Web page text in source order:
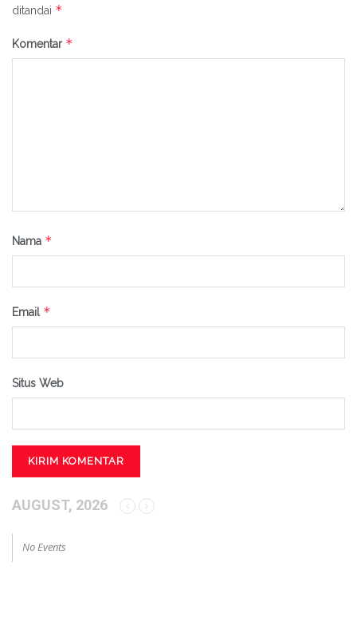
ditandai *
Komentar *
Nama *
Email *
Situs Web
AUGUST, 2026
No Events